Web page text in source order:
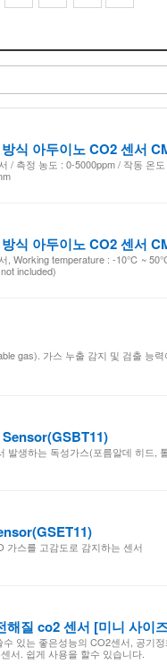
식 아두이노 CO2 센서
/ 측정 농도 : 0-5000ppm / 작동
식 아두이노 CO2 센서
, Working temperature : -10℃ ~
included)
gas). 가스 누출 감지 및 검출 능
발생하는 독성가스(포름알데 히드,
가스를 고감도로 감지하는 센서
해질 co2 센서 [미니 사이
있는 좋은성능의 CO2센서, 공기
서. 쉽게 사용을 할수 있습니다.